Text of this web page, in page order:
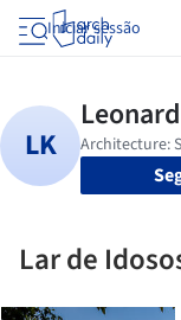
Iniciar sessão
Lar de